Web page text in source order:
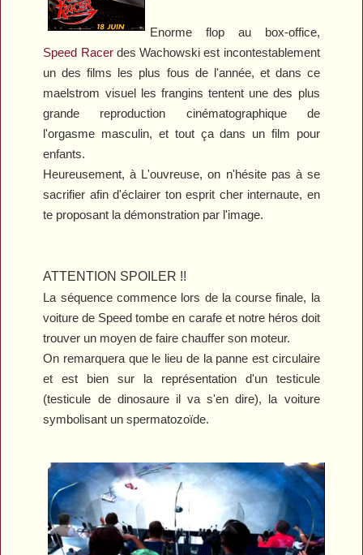
Enorme flop au box-office,
Speed Racerdes Wachowski est incontestablement
un des films les plus fous de l'année, et dans ce
maelstrom visuel les frangins tentent une des plus
grande reproduction cinématographique de
l'orgasme masculin, et tout ça dans un film pour
enfants.
Heureusement, à L'ouvreuse, on n'hésite pas à se
sacrifier afin d'éclairer ton esprit cher internaute, en
te proposant la démonstration par l'image.
ATTENTION SPOILER !!
La séquence commence lors de la course finale, la
voiture de Speed tombe en carafe et notre héros doit
trouver un moyen de faire chauffer son moteur.
On remarquera que le lieu de la panne est circulaire
et est bien sur la représentation d'un testicule
(testicule de dinosaure il va s'en dire), la voiture
symbolisant un spermatozoïde.